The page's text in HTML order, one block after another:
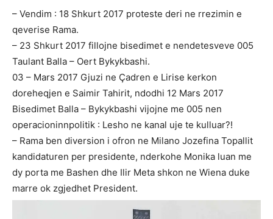
– Vendim : 18 Shkurt 2017 proteste deri ne rrezimin e
qeverise Rama.
– 23 Shkurt 2017 fillojne bisedimet e nendetesveve 005
Taulant Balla – Oert Bykykbashi.
03 – Mars 2017 Gjuzi ne Çadren e Lirise kerkon
doreheqjen e Saimir Tahirit, ndodhi 12 Mars 2017
Bisedimet Balla – Bykykbashi vijojne me 005 nen
operacioninnpolitik : Lesho ne kanal uje te kulluar?!
– Rama ben diversion i ofron ne Milano Jozefina Topallit
kandidaturen per presidente, nderkohe Monika luan me
dy porta me Bashen dhe Ilir Meta shkon ne Wiena duke
marre ok zgjedhet President.